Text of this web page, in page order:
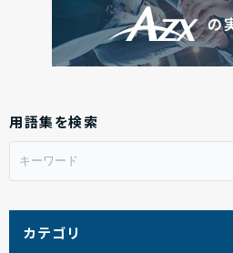
用語集を検索
カテゴリ